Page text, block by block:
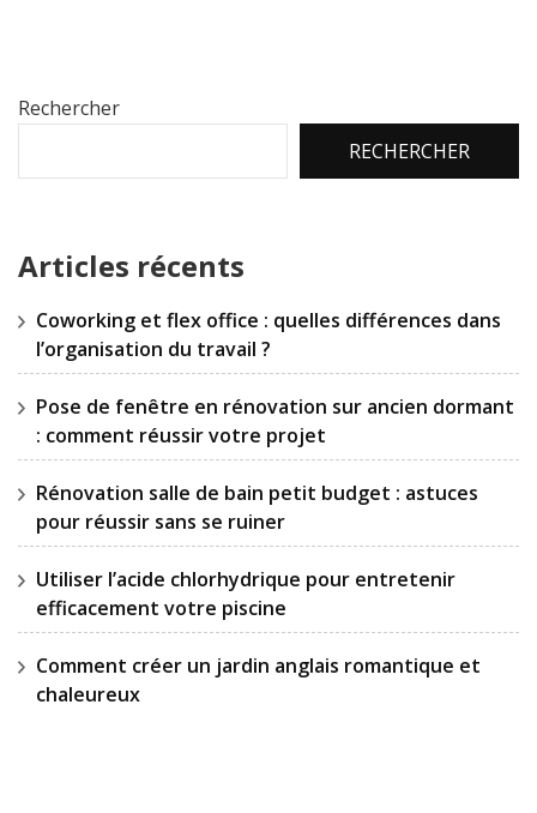
Rechercher
RECHERCHER
Articles récents
Coworking et flex office : quelles différences dans
l’organisation du travail ?
Pose de fenêtre en rénovation sur ancien dormant
: comment réussir votre projet
Rénovation salle de bain petit budget : astuces
pour réussir sans se ruiner
Utiliser l’acide chlorhydrique pour entretenir
efficacement votre piscine
Comment créer un jardin anglais romantique et
chaleureux